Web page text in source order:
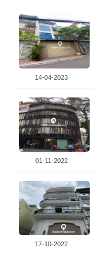
14-04-2023
01-11-2022
17-10-2022